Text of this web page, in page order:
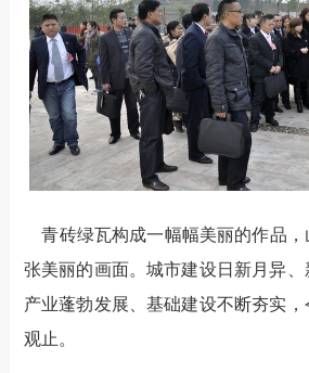
青砖绿瓦构成一幅幅美丽的作品，
张美丽的画面。城市建设日新月异、
产业蓬勃发展、基础建设不断夯实
观止。